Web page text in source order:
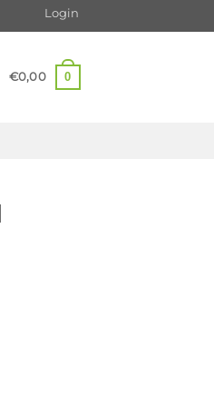
Login
€0,00 0